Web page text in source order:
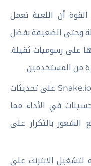
أن اللعبة تعمل
وحتى الضعيفة بفضل
على رسوميات ثقيلة.
من المستخدمين.
: تحصل لعبة Snake.io على تحديثات
في الأداء مما
بالتكرار على
لتشغيل الانترنت علي